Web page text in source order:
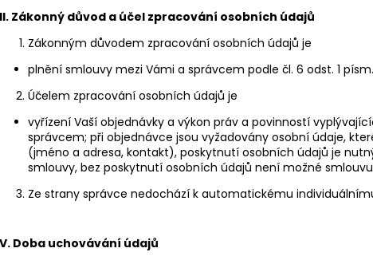
Zákonný důvod a účel zpracování osobních údajů
Zákonným důvodem zpracování osobních údajů je
plnění smlouvy mezi Vámi a správcem podle čl. 6 odst. 1 písm.
Účelem zpracování osobních údajů je
vyřízení Vaší objednávky a výkon práv a povinností
správcem; při objednávce jsou vyžadovány osobní údaje,
(jméno a adresa, kontakt), poskytnutí osobních údajů je
smlouvy, bez poskytnutí osobních údajů není možné
Ze strany správce nedochází k automatickému
Doba uchovávání údajů